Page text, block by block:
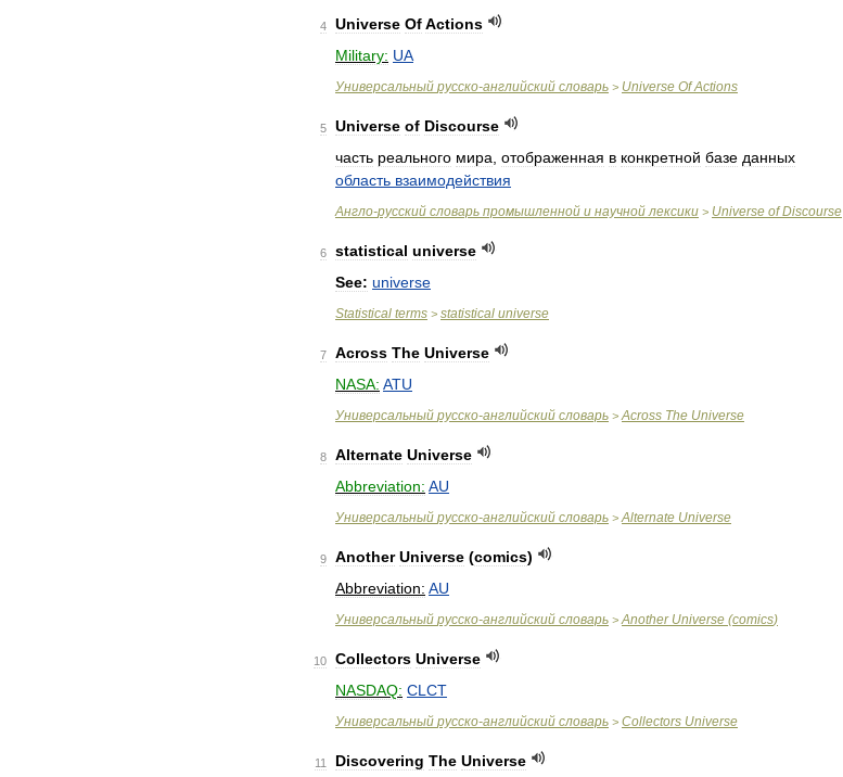
4 Universe OfActions
Military: UA
Универсальный русско-английский словарь > Universe Of Actions
5 Universe of Discourse
часть реального мира отображенная в конкретной базе данных
область взаимодействия
Англо-русский словарь промышленной и научной лексики > Universe of Discourse
6 statistical universe
See: universe
Statistical terms > statistical universe
7 Across The Universe
NASA: ATU
Универсальный русско-английский словарь > Across The Universe
8 Alternate Universe
Abbreviation: AU
Универсальный русско-английский словарь > Alternate Universe
9 Another Universe (comics)
Abbreviation: AU
Универсальный русско-английский словарь > Another Universe (comics)
10 Collectors Universe
NASDAQ: CLCT
Универсальный русско-английский словарь > Collectors Universe
11 Discovering The Universe